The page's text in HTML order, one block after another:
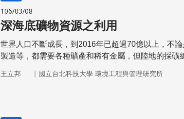
106/03/08
深海底礦物資源之利用
世界人口不斷成長，到2016年已超過70億以上，不
製造等，都需要各種礦產和稀有金屬，但陸地的採礦
源，雖非取之不盡，卻能提供人類長遠且豐富的利用
王立邦 ｜ 國立台北科技大學 環境工程與管理研究所